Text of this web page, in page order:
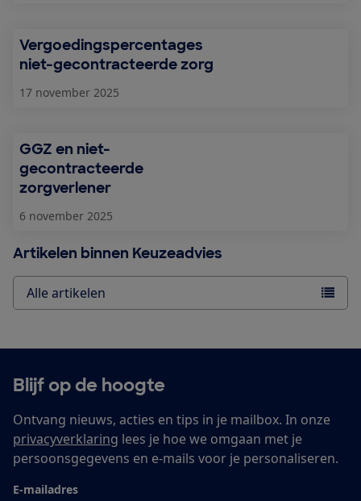
Vergoedingspercentages
niet-gecontracteerde zorg
17 november 2025
GGZ en niet-
gecontracteerde
zorgverlener
6 november 2025
Artikelen binnen Keuzeadvies
Alle artikelen
Blijf op de hoogte
Ontvang nieuws, acties en tips in je mailbox. In onze
privacyverklaring lees je hoe we omgaan met je
persoonsgegevens en e-mails voor je personaliseren.
E-mailadres